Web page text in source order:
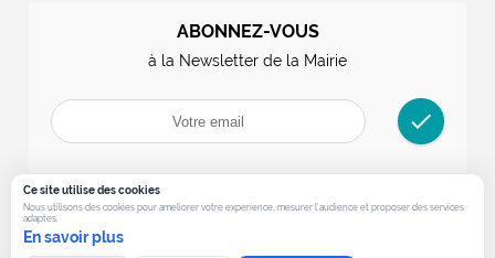
ABONNEZ-VOUS
à la Newsletter de la Mairie
check
Ce site utilise des cookies
Nous utilisons des cookies pour ameliorer votre experience, mesurer l’audience et proposer des services
adaptes.
En savoir plus